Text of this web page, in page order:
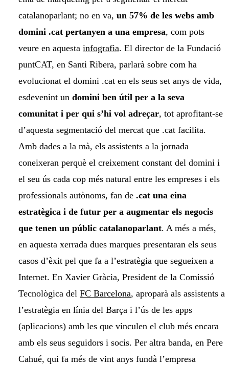
catalanoparlant; no en va, un 57% de les webs amb
domini .cat pertanyen a una empresa, com pots
veure en aquesta infografia. El director de la Fundació
puntCAT, en Santi Ribera, parlarà sobre com ha
evolucionat el domini .cat en els seus set anys de vida,
esdevenint un domini ben útil per a la seva
comunitat i per qui s’hi vol adreçar, tot aprofitant-se
d’aquesta segmentació del mercat que .cat facilita.
Amb dades a la mà, els assistents a la jornada
coneixeran perquè el creixement constant del domini i
el seu ús cada cop més natural entre les empreses i els
professionals autònoms, fan de .cat una eina
estratègica i de futur per a augmentar els negocis
que tenen un públic catalanoparlant. A més a més,
en aquesta xerrada dues marques presentaran els seus
casos d’èxit pel que fa a l’estratègia que segueixen a
Internet. En Xavier Gràcia, President de la Comissió
Tecnològica del FC Barcelona, aproparà als assistents a
l’estratègia en línia del Barça i l’ús de les apps
(aplicacions) amb les que vinculen el club més encara
amb els seus seguidors i socis. Per altra banda, en Pere
Cahué, qui fa més de vint anys fundà l’empresa